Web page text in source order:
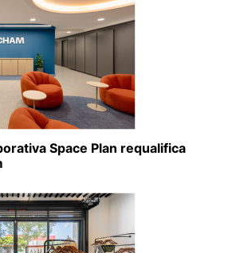
Space Plan requalifica